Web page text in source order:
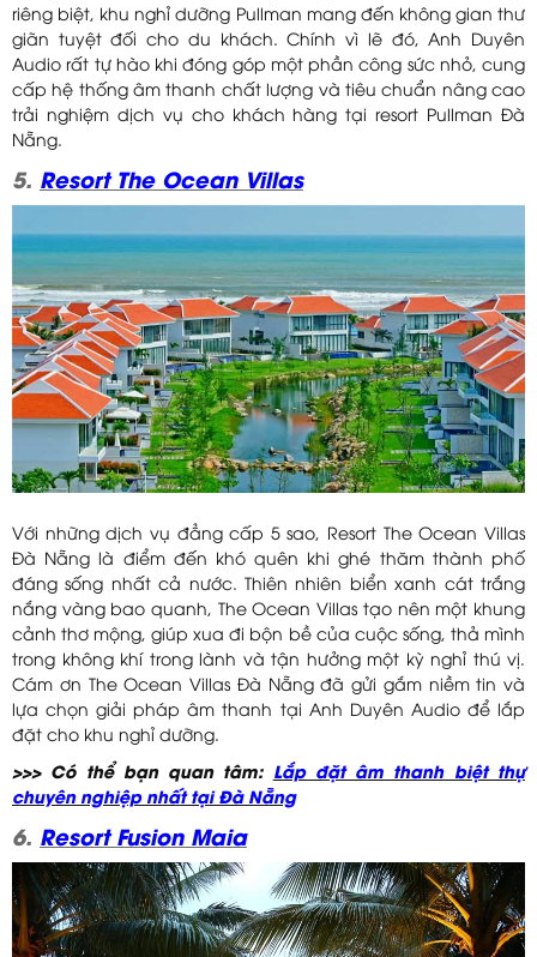
riêng biệt, khu nghỉ dưỡng Pullman mang đến không gian thư
giãn tuyệt đối cho du khách. Chính vì lẽ đó, Anh Duyên
Audio rất tự hào khi đóng góp một phần công sức nhỏ, cung
cấp hệ thống âm thanh chất lượng và tiêu chuẩn nâng cao
trải nghiệm dịch vụ cho khách hàng tại resort Pullman Đà
Nẵng.
5. Resort The Ocean Villas
Với những dịch vụ đẳng cấp 5 sao, Resort The Ocean Villas
Đà Nẵng là điểm đến khó quên khi ghé thăm thành phố
đáng sống nhất cả nước. Thiên nhiên biển xanh cát trắng
nắng vàng bao quanh, The Ocean Villas tạo nên một khung
cảnh thơ mộng, giúp xua đi bộn bề của cuộc sống, thả mình
trong không khí trong lành và tận hưởng một kỳ nghỉ thú vị.
Cám ơn The Ocean Villas Đà Nẵng đã gửi gắm niềm tin và
lựa chọn giải pháp âm thanh tại Anh Duyên Audio để lắp
đặt cho khu nghỉ dưỡng.
>>> Có thể bạn quan tâm:
Lắp đặt âm thanh biệt thự
chuyên nghiệp nhất tại Đà Nẵng
6. Resort Fusion Maia